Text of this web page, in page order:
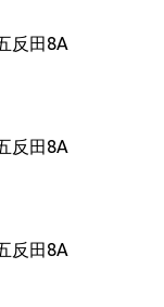
反田8A
反田8A
反田8A